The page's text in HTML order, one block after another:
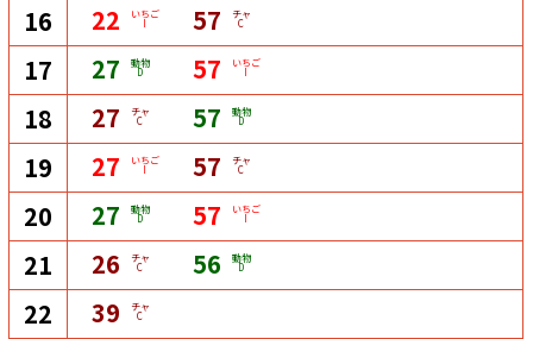
16 22 いちご
I 57 チャ
C
17 27 動物
D 57 いちご
I
18 27 チャ
C 57 動物
D
19 27 いちご
I 57 チャ
C
20 27 動物
D 57 いちご
I
21 26 チャ
C 56 動物
D
22 39 チャ
C